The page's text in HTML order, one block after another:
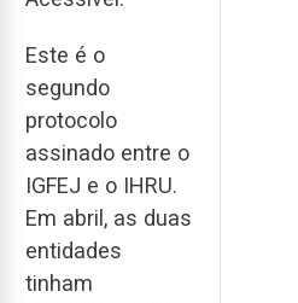
Este é o
segundo
protocolo
assinado entre o
IGFEJ e o IHRU.
Em abril, as duas
entidades
tinham